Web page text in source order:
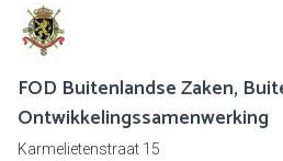
FOD Buitenlandse Zaken,
Ontwikkelingssamenwerking
Karmelietenstraat 15